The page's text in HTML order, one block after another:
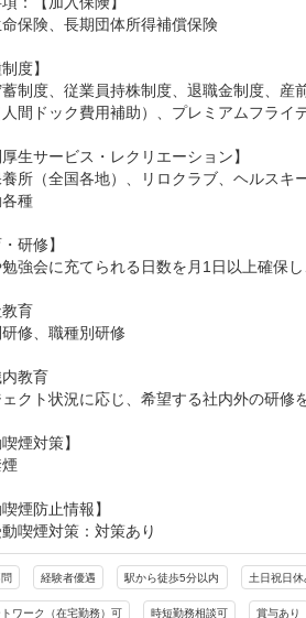
保険、長期団体所得補償保険
度】
制度、従業員持株制度、退職金制度、
間ドック費用補助）、プレミアムフライ
厚生サービス・レクリエーション】
所（全国各地）、リロクラブ、ヘルスキ
種
・研修】
強会に充てられる日数を月1日以上確保
育
修、職種別研修
教育
クト状況に応じ、希望する社内外の研修
喫煙対策】
喫煙防止情報】
喫煙対策：対策あり
経験者優遇 駅から徒歩5分以内 土日祝日休
トワーク（在宅勤務）可 時短勤務相談可 賞与あり